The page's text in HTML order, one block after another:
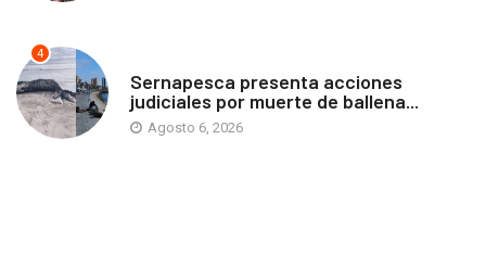
4
Sernapesca presenta acciones
judiciales por muerte de ballena...
Agosto 6, 2026